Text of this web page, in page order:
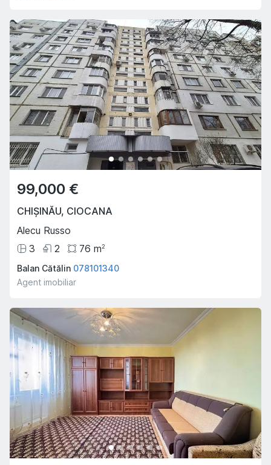
99,000 €
CHIȘINĂU, CIOCANA
Alecu Russo
3
2 76 m2
Balan Cătălin 078101340
Agent imobiliar